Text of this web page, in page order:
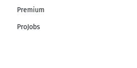
Premium
ProJobs